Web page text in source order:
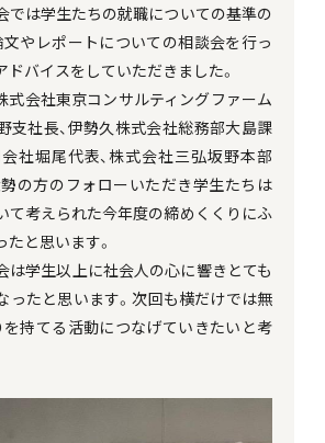
では学生たちの就職についての基準の
文やレポートについての相談会を行っ
バイスをしていただきました。
式会社東京コンサルティングファーム
支社長、伊勢久株式会社総務部大島課
社堀尾代表、株式会社三弘坂野本部
勢の方のフォローいただき学生たちは
て考えられた今年度の締めくくりにふ
と思います。
学生以上に社会人の心に響きとても
ったと思います。次回も横だけでは無
を持てる活動につなげていきたいと考